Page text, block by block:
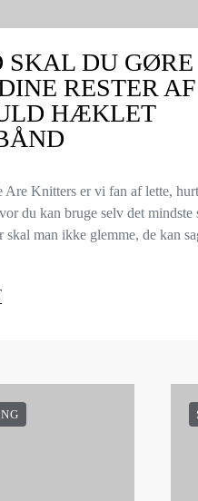
SKAL DU GØRE
RESTER AF
HÆKLET
Are Knitters er vi fan af lette,
du kan bruge selv det mindste
skal man ikke glemme, de kan